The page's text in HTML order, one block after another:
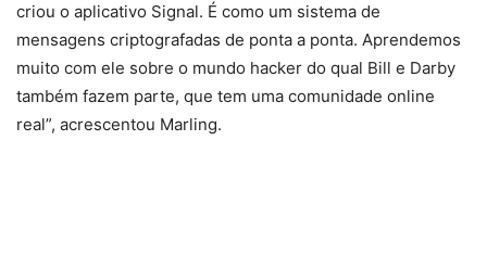
criou o aplicativo Signal. É como um sistema de
mensagens criptografadas de ponta a ponta. Aprendemos
muito com ele sobre o mundo hacker do qual Bill e Darby
também fazem parte, que tem uma comunidade online
real”, acrescentou Marling.